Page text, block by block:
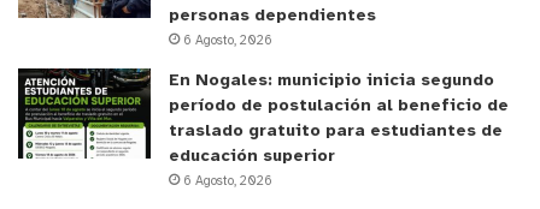
personas dependientes
6 Agosto, 2026
En Nogales: municipio inicia segundo
período de postulación al beneficio de
traslado gratuito para estudiantes de
educación superior
6 Agosto, 2026